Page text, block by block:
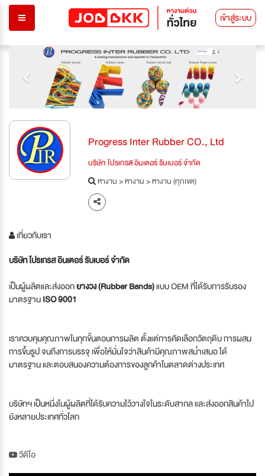
เข้าสู่ระบบ
Previous
Progress Inter Rubber CO., Ltd
บริษัท โปรเกรส อินเตอร์ รับเบอร์ จำกัด
หางาน>หางาน>หางาน (ทุกเขต)
เกี่ยวกับเรา
บริษัท โปรเกรส อินเตอร์ รับเบอร์ จำกัด
เป็นผู้ผลิตและส่งออกยางวง (Rubber Bands)แบบ OEM ที่ได้รับการรับรอง
มาตรฐานISO 9001
เราควบคุมคุณภาพในทุกขั้นตอนการผลิต ตั้งแต่การคัดเลือกวัตถุดิบ การผสม
การขึ้นรูป จนถึงการบรรจุ เพื่อให้มั่นใจว่าสินค้ามีคุณภาพสม่ำเสมอ ได้
มาตรฐาน และตอบสนองความต้องการของลูกค้าในตลาดต่างประเทศ
บริษัทฯ เป็นหนึ่งในผู้ผลิตที่ได้รับความไว้วางใจในระดับสากล และส่งออกสินค้าไป
ยังหลายประเทศทั่วโลก
วีดีโอ